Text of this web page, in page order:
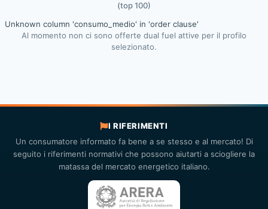
(top 100)
Unknown column 'consumo_medio' in 'order clause'
Al momento non ci sono offerte dual fuel attive per il profilo
selezionato.
I RIFERIMENTI
Un consumatore informato fa bene a se stesso e al mercato! Di
seguito i riferimenti normativi che possono aiutarti a sciogliere la
matassa del mercato energetico italiano.